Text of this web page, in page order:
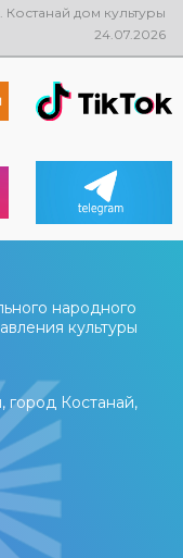
«Караван»! Вас
песни, живая
эмоции и
настроение!
Костанай дом культуры
24.07.2026
народного
культуры
город Костанай,